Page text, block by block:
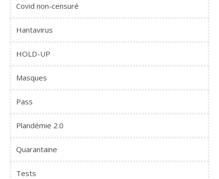
Covid non-censuré
Hantavirus
HOLD-UP
Masques
Pass
Plandémie 2.0
Quarantaine
Tests